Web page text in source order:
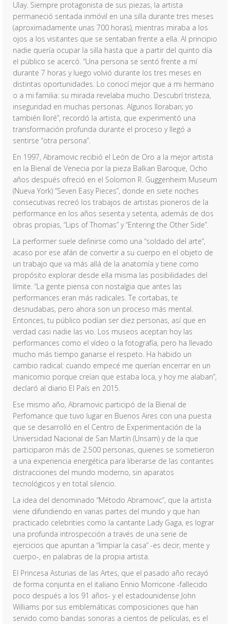
Ulay. Siempre protagonista de sus piezas, la artista
permaneció sentada inmóvil en una silla durante tres meses
(aproximadamente unas 700 horas), mientras miraba a los
ojos a los visitantes que se sentaban frente a ella. Al principio
nadie quería ocupar la silla hasta que a partir del quinto día
el público se acercó. “Una persona se sentó frente a mí
durante 7 horas y luego volvió durante los tres meses en
distintas oportunidades. Lo conocí mejor que a mi hermano
o a mi familia: su mirada revelaba mucho. Descubrí tristeza,
inseguridad en muchas personas. Algunos lloraban; yo
también lloré”, recordó la artista, que experimentó una
transformación profunda durante el proceso y llegó a
sentirse “otra persona”.
En 1997, Abramovic recibió el León de Oro a la mejor artista
en la Bienal de Venecia por la pieza Balkan Baroque, Ocho
años después ofreció en el Solomon R. Guggenheim Museum
(Nueva York) “Seven Easy Pieces”, donde en siete noches
consecutivas recreó los trabajos de artistas pioneros de la
performance en los años sesenta y setenta, además de dos
obras propias, “Lips of Thomas” y “Entering the Other Side”.
La performer suele definirse como una “soldado del arte”,
acaso por ese afán de convertir a su cuerpo en el objeto de
un trabajo que va más allá de la anatomía y tiene como
propósito explorar desde ella misma las posibilidades del
límite. “La gente piensa con nostalgia que antes las
performances eran más radicales. Te cortabas, te
desnudabas, pero ahora son un proceso más mental.
Entonces, tu público podían ser diez personas, así que en
verdad casi nadie las vio. Los museos aceptan hoy las
performances como el vídeo o la fotografía, pero ha llevado
mucho más tiempo ganarse el respeto. Ha habido un
cambio radical: cuando empecé me querían encerrar en un
manicomio porque creían que estaba loca, y hoy me alaban”,
declaró al diario El País en 2015.
Ese mismo año, Abramovic participó de la Bienal de
Perfomance que tuvo lugar en Buenos Aires con una puesta
que se desarrolló en el Centro de Experimentación de la
Universidad Nacional de San Martín (Unsam) y de la que
participaron más de 2.500 personas, quienes se sometieron
a una experiencia energética para liberarse de las contantes
distracciones del mundo moderno, sin aparatos
tecnológicos y en total silencio.
La idea del denominado “Método Abramovic”, que la artista
viene difundiendo en varias partes del mundo y que han
practicado celebrities como la cantante Lady Gaga, es lograr
una profunda introspección a través de una serie de
ejercicios que apuntan a “limpiar la casa” -es decir, mente y
cuerpo-, en palabras de la propia artista.
El Princesa Asturias de las Artes, que el pasado año recayó
de forma conjunta en el italiano Ennio Morricone -fallecido
poco después a los 91 años- y el estadounidense John
Williams por sus emblemáticas composiciones que han
servido como bandas sonoras a cientos de películas, es el